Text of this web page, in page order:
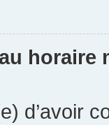
horaire
d’avoir